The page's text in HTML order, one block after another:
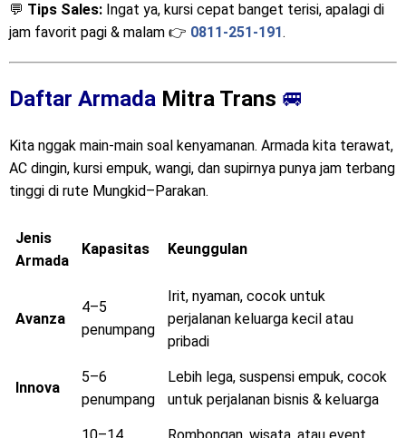
💬 Tips Sales: Ingat ya, kursi cepat banget terisi, apalagi di
jam favorit pagi & malam 👉 0811-251-191.
Daftar Armada Mitra Trans 🚐
Kita nggak main-main soal kenyamanan. Armada kita terawat,
AC dingin, kursi empuk, wangi, dan supirnya punya jam terbang
tinggi di rute Mungkid–Parakan.
Jenis
Armada
Kapasitas Keunggulan
Avanza
4–5
penumpang
Irit, nyaman, cocok untuk
perjalanan keluarga kecil atau
pribadi
Innova
5–6
penumpang
Lebih lega, suspensi empuk, cocok
untuk perjalanan bisnis & keluarga